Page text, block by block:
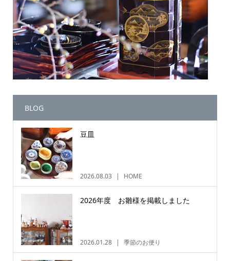
BLOG
豆皿
2026.08.03 HOME
2026年度 お雛様を掲載しました
2026.01.28 季節のお便り